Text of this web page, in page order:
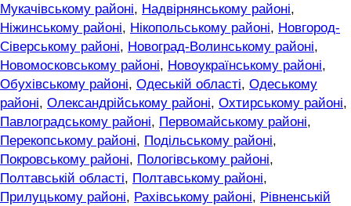
Мукачівському районі, Надвірнянському районі,
Ніжинському районі, Нікопольському районі, Новгород-
Сіверському районі, Новоград-Волинському районі,
Новомосковському районі, Новоукраїнському районі,
Обухівському районі, Одеській області, Одеському
районі, Олександрійському районі, Охтирському районі,
Павлоградському районі, Первомайському районі,
Перекопському районі, Подільському районі,
Покровському районі, Пологівському районі,
Полтавській області, Полтавському районі,
Прилуцькому районі, Рахівському районі, Рівненській